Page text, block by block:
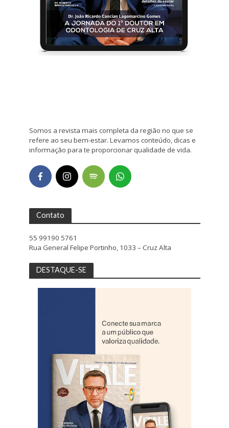
Somos a revista mais completa da região no que se
refere ao seu bem-estar. Levamos conteúdo, dicas e
informação para te proporcionar qualidade de vida.
Contato
55 99190 5761
Rua General Felipe Portinho, 1033 – Cruz Alta
DESTAQUE-SE